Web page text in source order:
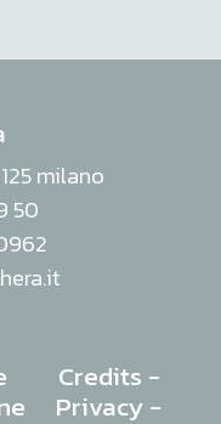
milano
50
Credits -
Privacy-